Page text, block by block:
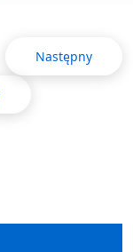
Następny